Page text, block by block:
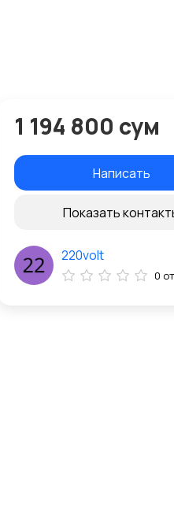
1 194 800 сум
Написать
Показать
220volt
0